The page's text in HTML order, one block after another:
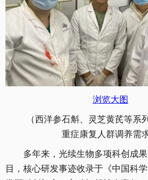
浏览大图
（西洋参石斛、灵芝黄芪等系
重症康复人群调养需求
多年来，光续生物多项科创成
目，核心研发事迹收录于《中国科